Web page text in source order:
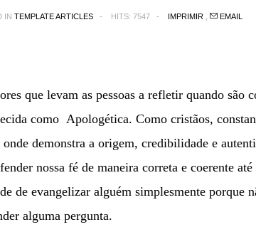
IN TEMPLATE ARTICLES HITS: 7547 IMPRIMIR EMAIL
que levam as pessoas a refletir quando são
como Apologética. Como cristãos,
demonstra a origem, credibilidade e
nossa fé de maneira correta e coerente
de evangelizar alguém simplesmente porque
alguma pergunta.